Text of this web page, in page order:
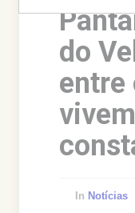
do
entre
In Notícias